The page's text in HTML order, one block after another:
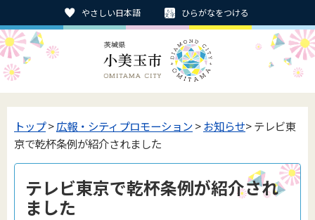
やさしい日本語 ひらがなをつける
トップ>広報・シティプロモーション>お知らせ> テレビ東
京で乾杯条例が紹介されました
テレビ東京で乾杯条例が紹介され
ました